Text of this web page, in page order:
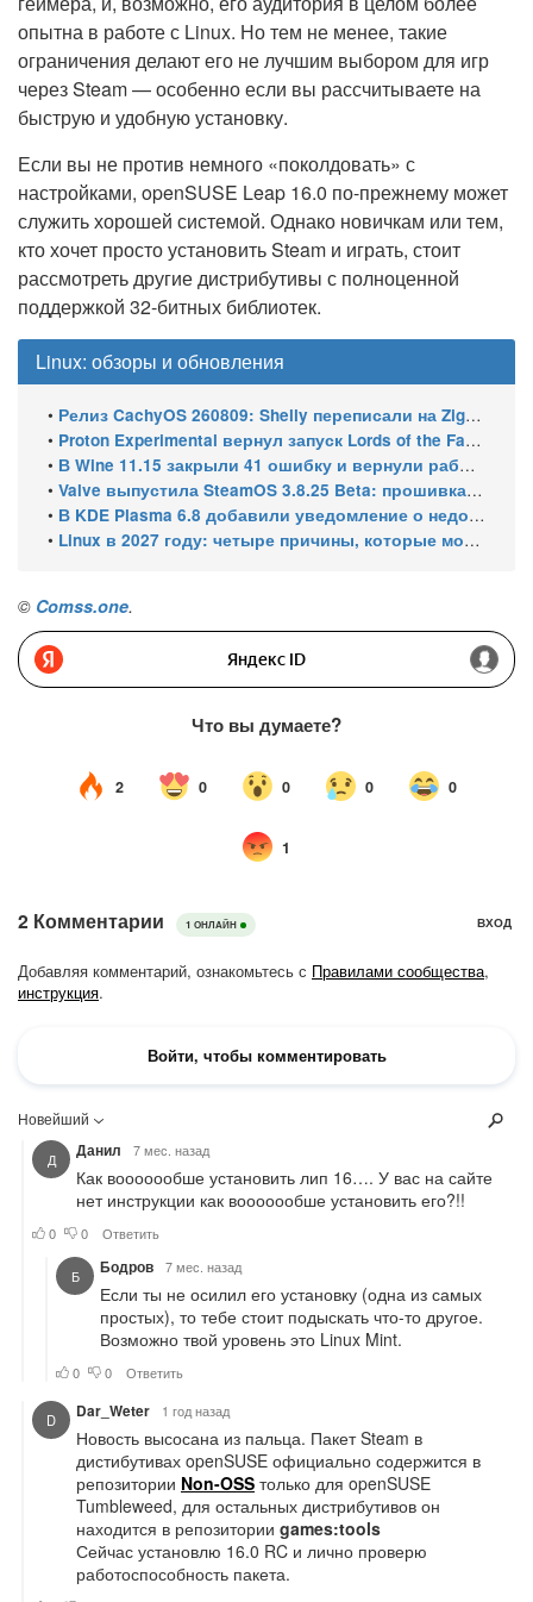
опытна в работе с Linux. Но тем не менее, такие
ограничения делают его не лучшим выбором для игр
через Steam — особенно если вы рассчитываете на
быструю и удобную установку.
Если вы не против немного «поколдовать» с
настройками, openSUSE Leap 16.0 по-прежнему может
служить хорошей системой. Однако новичкам или тем,
кто хочет просто установить Steam и играть, стоит
рассмотреть другие дистрибутивы с полноценной
поддержкой 32-битных библиотек.
Linux: обзоры и обновления
• Релиз CachyOS 260809: Shelly переписали на Zig, добавили профили серверной редакции
• Proton Experimental вернул запуск Lords of the Fallen и исправил HDR в Far Cry 5 на Linux
• В Wine 11.15 закрыли 41 ошибку и вернули работу winecfg
• Valve выпустила SteamOS 3.8.25 Beta: прошивка 108 для Steam Machine, поддержка Steam Frame Wireless Adapter и новых портативных консолей
• В KDE Plasma 6.8 добавили уведомление о недоступном принтере
• Linux в 2027 году: четыре причины, которые могут ускорить рост его доли
© Comss.one.